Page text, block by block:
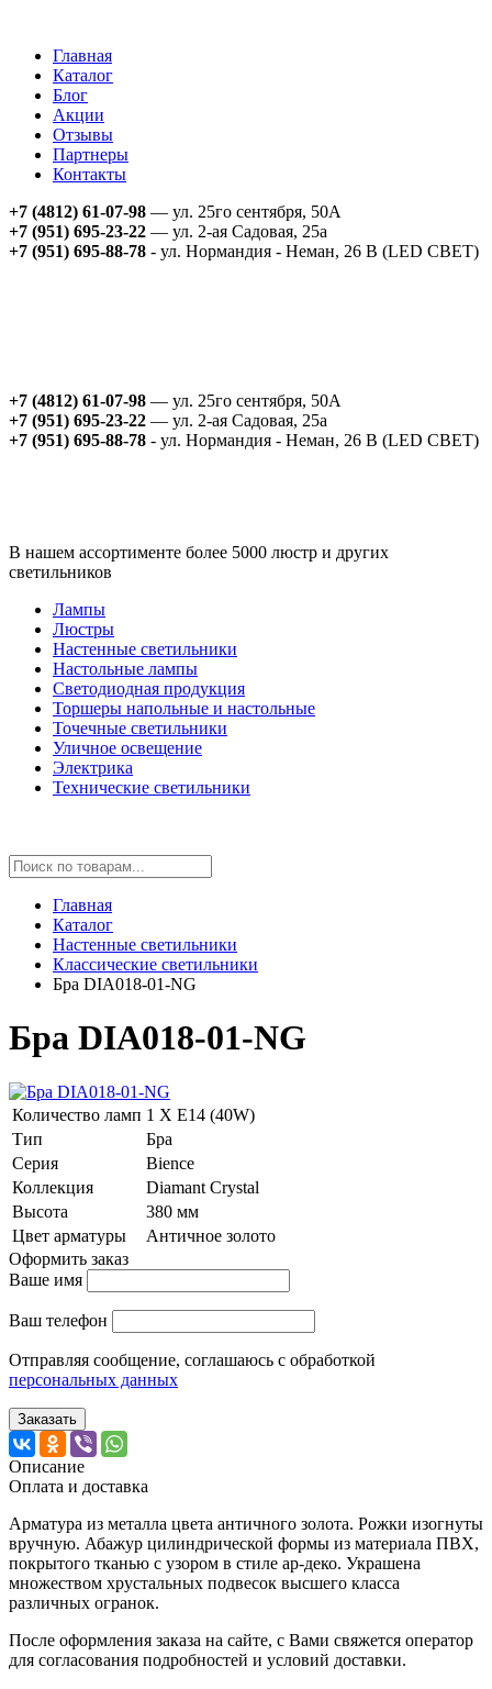
Главная
Каталог
Блог
Акции
Отзывы
Партнеры
Контакты
+7 (4812) 61-07-98 — ул. 25го сентября, 50А
+7 (951) 695-23-22 — ул. 2-ая Садовая, 25а
+7 (951) 695-88-78 - ул. Нормандия - Неман, 26 В (LED СВЕТ)
+7 (4812) 61-07-98 — ул. 25го сентября, 50А
+7 (951) 695-23-22 — ул. 2-ая Садовая, 25а
+7 (951) 695-88-78 - ул. Нормандия - Неман, 26 В (LED СВЕТ)
В нашем ассортименте более 5000 люстр и других
светильников
Лампы
Люстры
Настенные светильники
Настольные лампы
Светодиодная продукция
Торшеры напольные и настольные
Точечные светильники
Уличное освещение
Электрика
Технические светильники
Главная
Каталог
Настенные светильники
Классические светильники
Бра DIA018-01-NG
Бра DIA018-01-NG
Количество ламп 1 Х E14 (40W)
Тип
Бра
Серия
Bience
Коллекция
Diamant Crystal
Высота
380 мм
Цвет арматуры
Античное золото
Оформить заказ
Ваше имя
Ваш телефон
Отправляя сообщение, соглашаюсь с обработкой
персональных данных
Заказать
Описание
Оплата и доставка
Арматура из металла цвета античного золота. Рожки изогнуты
вручную. Абажур цилиндрической формы из материала ПВХ,
покрытого тканью с узором в стиле ар-деко. Украшена
множеством хрустальных подвесок высшего класса
различных огранок.
После оформления заказа на сайте, с Вами свяжется оператор
для согласования подробностей и условий доставки.